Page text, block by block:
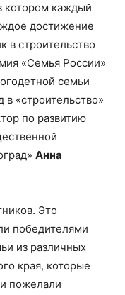
котором каждый
достижение
в строительство
«Семья России»
семьи
в «строительство»
по развитию
Анна
Это
победителями
из различных
края, которые
и пожелали